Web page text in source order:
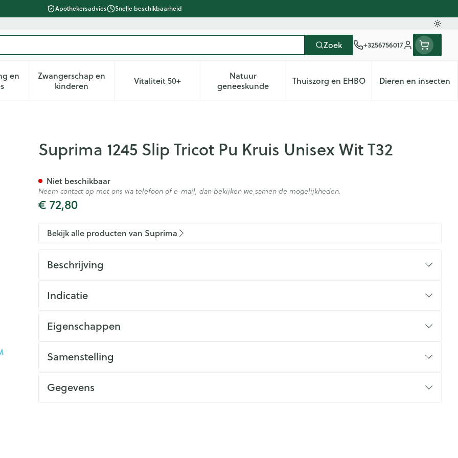
Apothekersadvies Snelle beschikbaarheid
Zoek +3256756017
Klant menu
verzorging en hygiëne categorie
en
submenu voor Dieet, voeding en vitamines categorie
Zwangerschap en
kinderenToon submenu voor Zwangerschap en kinderen categorie
Vitaliteit 50+Toon submenu voor Vitaliteit 50+ categorie
Natuur
geneeskundeToon submenu voor Natuur geneeskunde categorie
Thuiszorg en EHBOToon submenu voor Thuiszorg
Dieren en insecten
Toon
Unisex Wit T32
Suprima 1245 Slip Tricot Pu Kruis Unisex Wit T32
€ 72,80
Niet beschikbaar
Neem contact op met ons via telefoon of e-mail, dan bekijken we samen de mogelijkheden.
Bekijk alle producten van Suprima
Beschrijving
Indicatie
Eigenschappen
Samenstelling
Gegevens